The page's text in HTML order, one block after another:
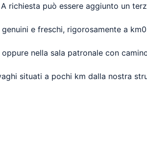
richiesta può essere aggiunto un
e freschi, rigorosamente a
nella sala patronale con
situati a pochi km dalla nostra